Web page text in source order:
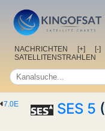
NACHRICHTEN [+] [-]
SATELLITENSTRAHLEN
7.0E SES 5 (